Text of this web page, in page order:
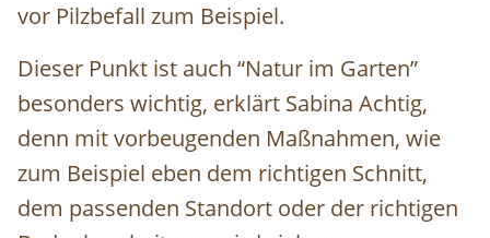
vor Pilzbefall zum Beispiel.
Dieser Punkt ist auch “Natur im Garten”
besonders wichtig, erklärt Sabina Achtig,
denn mit vorbeugenden Maßnahmen, wie
zum Beispiel eben dem richtigen Schnitt,
dem passenden Standort oder der richtigen